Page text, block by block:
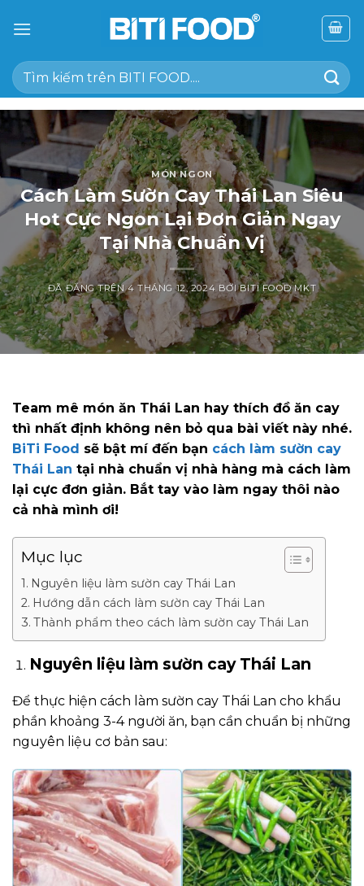
đến
dung
Tìm
kiếm:
MÓN NGON
Cách Làm Sườn Cay Thái Lan Siêu
Hot Cực Ngon Lại Đơn Giản Ngay
Tại Nhà Chuẩn Vị
ĐÃ ĐĂNG TRÊN4 THÁNG 12, 2024 BỞIBITI FOOD MKT
Team mê món ăn Thái Lan hay thích đồ ăn cay
thì nhất định không nên bỏ qua bài viết này nhé.
BiTi Food sẽ bật mí đến bạn cách làm sườn cay
Thái Lan tại nhà chuẩn vị nhà hàng mà cách làm
lại cực đơn giản. Bắt tay vào làm ngay thôi nào
cả nhà mình ơi!
Mục lục
Nguyên liệu làm sườn cay Thái Lan
Hướng dẫn cách làm sườn cay Thái Lan
Thành phẩm theo cách làm sườn cay Thái Lan
Nguyên liệu làm sườn cay Thái Lan
Để thực hiện cách làm sườn cay Thái Lan cho khẩu
phần khoảng 3-4 người ăn, bạn cần chuẩn bị những
nguyên liệu cơ bản sau: